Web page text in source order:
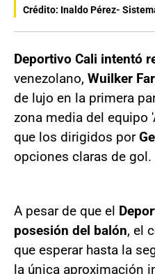
Crédito: Inaldo Pérez-
Deportivo Cali intentó
venezolano, Wuilker
de lujo en la primera
zona media del equipo
que los dirigidos por
opciones claras de gol.
A pesar de que el
posesión del balón, el
que esperar hasta la
la única aproximación